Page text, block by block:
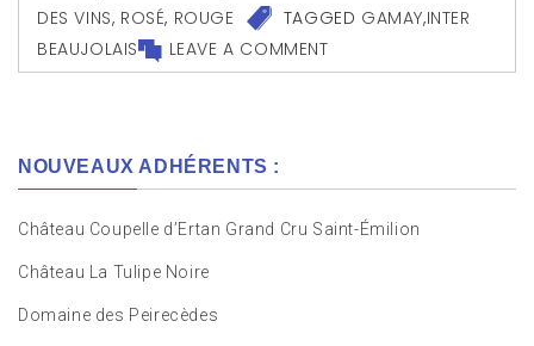
DES VINS, ROSÉ, ROUGE TAGGED GAMAY,INTER
BEAUJOLAIS
LEAVE A COMMENT
NOUVEAUX ADHÉRENTS :
Château Coupelle d’Ertan Grand Cru Saint-Émilion
Château La Tulipe Noire
Domaine des Peirecèdes